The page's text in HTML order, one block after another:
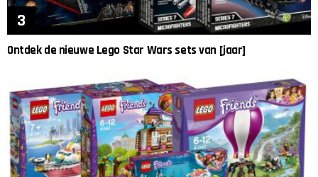
Ontdek de nieuwe Lego Star Wars sets van [jaar]